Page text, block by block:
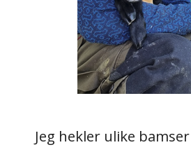
Jeg hekler ulike